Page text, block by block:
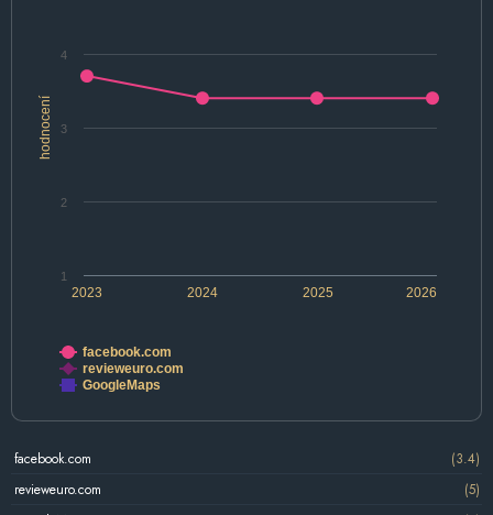
hodnocení
2024 2026
2023 2025
1
2
3
4
facebook.com
revieweuro.com
GoogleMaps
facebook.com
(3.4)
revieweuro.com
(5)